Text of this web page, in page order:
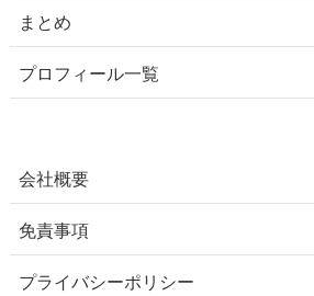
まとめ
プロフィール一覧
会社概要
免責事項
プライバシーポリシー